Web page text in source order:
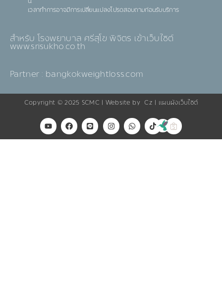
น.
เวลาทำการอาจมีการเปลี่ยนแปลงโปรดสอบถามก่อนรับบริการ
สำหรับ โรงพยาบาล ศรีสุโข พิจิตร เข้าเว็บไซต์
www.srisukho.co.th
Partner : bangkokweightloss.com
Copyright © 2025 SCMC | Website byCz แผนผังเว็บไซต์
Y
o
u
F
a
c
L
i
n
I
n
s
W
h
a
T
i
k